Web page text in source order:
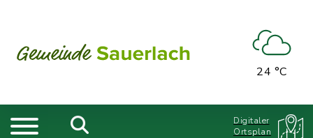
24 °C
Digitaler
Ortsplan